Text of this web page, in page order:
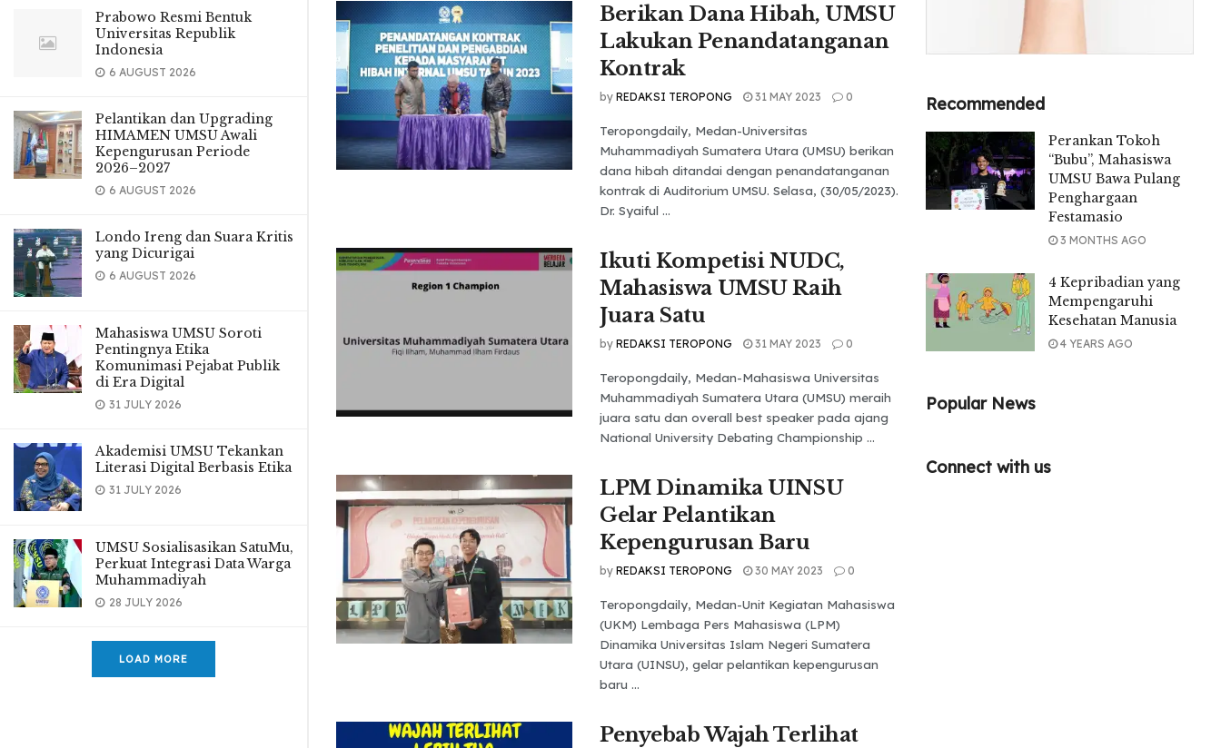
Prabowo Resmi Bentuk
Universitas Republik
Indonesia
6 AUGUST 2026
Pelantikan dan Upgrading
HIMAMEN UMSU Awali
Kepengurusan Periode
2026–2027
6 AUGUST 2026
Londo Ireng dan Suara Kritis
yang Dicurigai
6 AUGUST 2026
Mahasiswa UMSU Soroti
Pentingnya Etika
Komunimasi Pejabat Publik
di Era Digital
31 JULY 2026
Akademisi UMSU Tekankan
Literasi Digital Berbasis Etika
31 JULY 2026
UMSU Sosialisasikan SatuMu,
Perkuat Integrasi Data Warga
Muhammadiyah
28 JULY 2026
LOAD MORE
Berikan Dana Hibah, UMSU
Lakukan Penandatanganan
Kontrak
by REDAKSI TEROPONG 31 MAY 2023 0
Teropongdaily, Medan-Universitas
Muhammadiyah Sumatera Utara (UMSU) berikan
dana hibah ditandai dengan penandatanganan
kontrak di Auditorium UMSU. Selasa, (30/05/2023).
Dr. Syaiful ...
Ikuti Kompetisi NUDC,
Mahasiswa UMSU Raih
Juara Satu
by REDAKSI TEROPONG 31 MAY 2023 0
Teropongdaily, Medan-Mahasiswa Universitas
Muhammadiyah Sumatera Utara (UMSU) meraih
juara satu dan overall best speaker pada ajang
National University Debating Championship ...
LPM Dinamika UINSU
Gelar Pelantikan
Kepengurusan Baru
by REDAKSI TEROPONG 30 MAY 2023 0
Teropongdaily, Medan-Unit Kegiatan Mahasiswa
(UKM) Lembaga Pers Mahasiswa (LPM)
Dinamika Universitas Islam Negeri Sumatera
Utara (UINSU), gelar pelantikan kepengurusan
baru ...
Penyebab Wajah Terlihat
Recommended
Perankan Tokoh
“Bubu”, Mahasiswa
UMSU Bawa Pulang
Penghargaan
Festamasio
3 MONTHS AGO
4 Kepribadian yang
Mempengaruhi
Kesehatan Manusia
4 YEARS AGO
Popular News
Connect with us